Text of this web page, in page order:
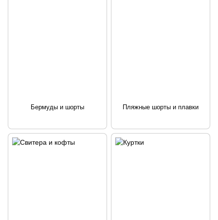
Бермуды и шорты Пляжные шорты и плавки